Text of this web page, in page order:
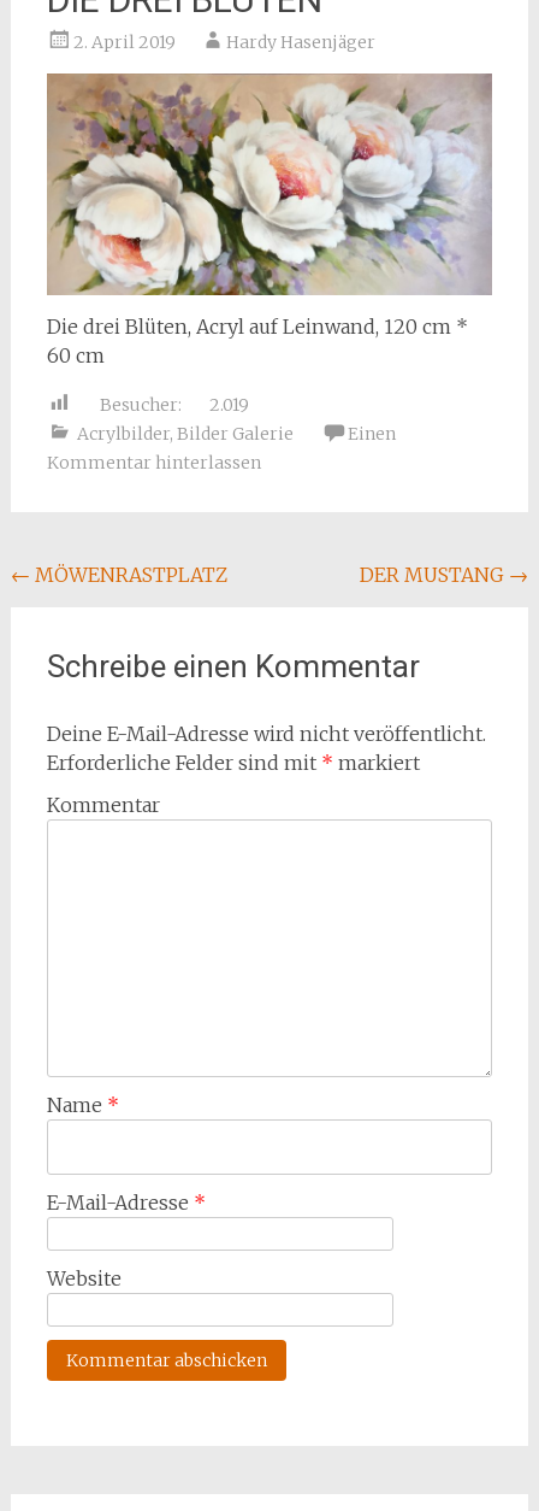
2. April 2019 Hardy Hasenjäger
Die drei Blüten, Acryl auf Leinwand, 120 cm *
60 cm
Besucher:
2.019
Acrylbilder, Bilder Galerie
Einen
Kommentar hinterlassen
Beitragsnavigation
← MÖWENRASTPLATZ DER MUSTANG →
Schreibe einen Kommentar
Deine E-Mail-Adresse wird nicht veröffentlicht.
Erforderliche Felder sind mit * markiert
Kommentar
Name *
E-Mail-Adresse *
Website